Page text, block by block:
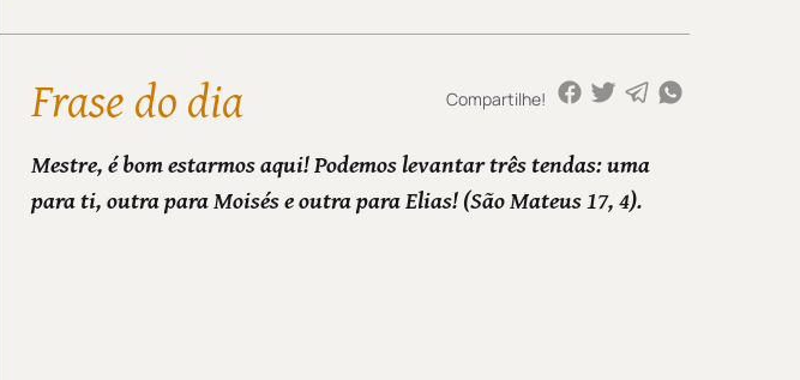
Frase do dia Compartilhe!
Mestre, é bom estarmos aqui! Podemos levantar três tendas: uma
para ti, outra para Moisés e outra para Elias! (São Mateus 17, 4).